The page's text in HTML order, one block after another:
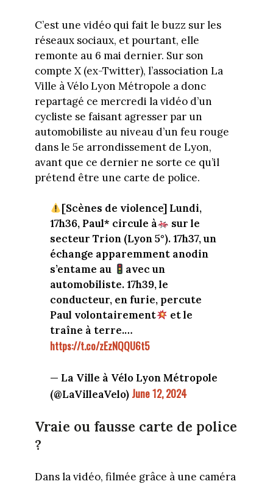
C’est une vidéo qui fait le buzz sur les
réseaux sociaux, et pourtant, elle
remonte au 6 mai dernier. Sur son
compte X (ex-Twitter), l’association La
Ville à Vélo Lyon Métropole a donc
repartagé ce mercredi la vidéo d’un
cycliste se faisant agresser par un
automobiliste au niveau d’un feu rouge
dans le 5e arrondissement de Lyon,
avant que ce dernier ne sorte ce qu’il
prétend être une carte de police.
[Scènes de violence] Lundi,
17h36, Paul* circule à
sur le
secteur Trion (Lyon 5°). 17h37, un
échange apparemment anodin
s’entame au
avec un
automobiliste. 17h39, le
conducteur, en furie, percute
Paul volontairement
et le
traîne à terre.…
https://t.co/zEzNQQU6t5
— La Ville à Vélo Lyon Métropole
(@LaVilleaVelo) June 12, 2024
Vraie ou fausse carte de police
?
Dans la vidéo, filmée grâce à une caméra